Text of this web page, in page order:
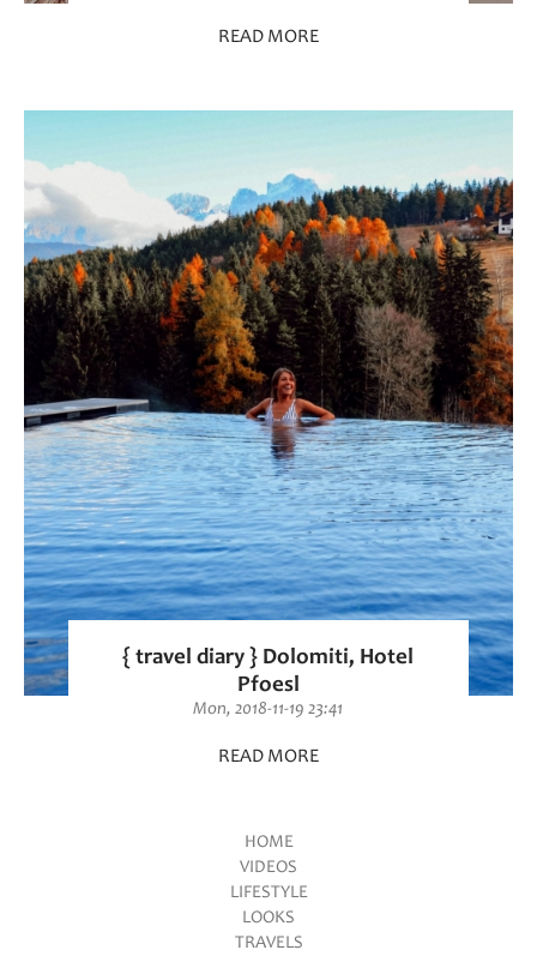
READ MORE
{ travel diary } Dolomiti, Hotel
Pfoesl
Mon, 2018-11-19 23:41
READ MORE
HOME
VIDEOS
LIFESTYLE
LOOKS
TRAVELS